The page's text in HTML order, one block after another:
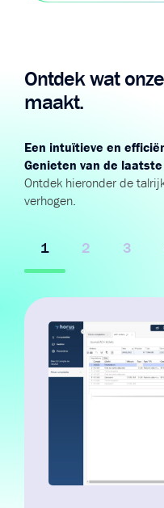
Ontdek wat
maakt.
Een intuïtieve en
Genieten van de
Ontdek hieronder de
verhogen.
1 2 3